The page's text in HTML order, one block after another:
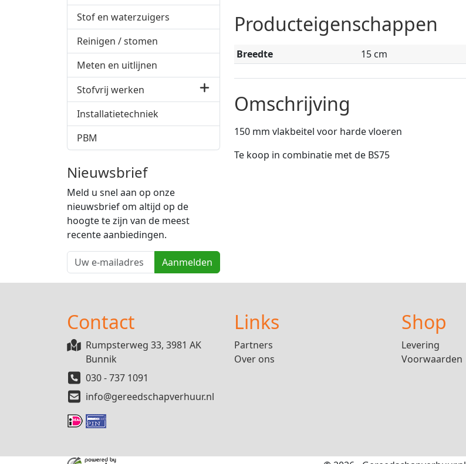
Stof en waterzuigers
Reinigen / stomen
Meten en uitlijnen
Stofvrij werken
Installatietechniek
PBM
Nieuwsbrief
Meld u snel aan op onze
nieuwsbrief om altijd op de
hoogte te zijn van de meest
recente aanbiedingen.
Aanmelden
Producteigenschappen
Breedte 15 cm
Omschrijving
150 mm vlakbeitel voor harde vloeren
Te koop in combinatie met de BS75
Contact
Rumpsterweg 33, 3981 AK
Bunnik
030 - 737 1091
info@gereedschapverhuur.nl
Links
Partners
Over ons
Shop
Levering
Voorwaarden